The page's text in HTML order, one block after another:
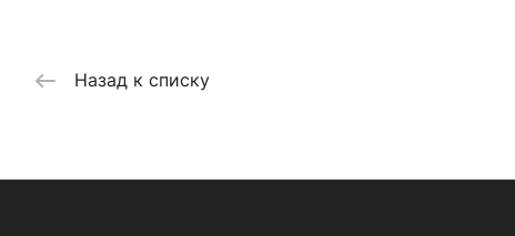
Назад к списку